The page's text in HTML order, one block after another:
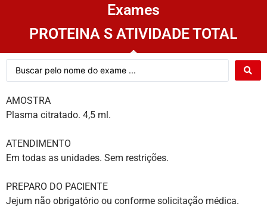
Exames
PROTEINA S ATIVIDADE TOTAL
AMOSTRA
Plasma citratado. 4,5 ml.
ATENDIMENTO
Em todas as unidades. Sem restrições.
PREPARO DO PACIENTE
Jejum não obrigatório ou conforme solicitação médica.